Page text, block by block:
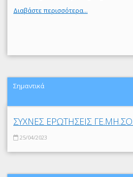
Διαβάστε περισσότερα...
Σημαντικά
ΣΥΧΝΕΣ ΕΡΩΤΗΣΕΙΣ
25/04/2023